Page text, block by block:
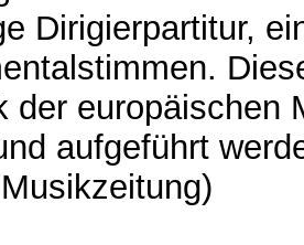
Dirigierpartitur,
der europäischen
aufgeführt